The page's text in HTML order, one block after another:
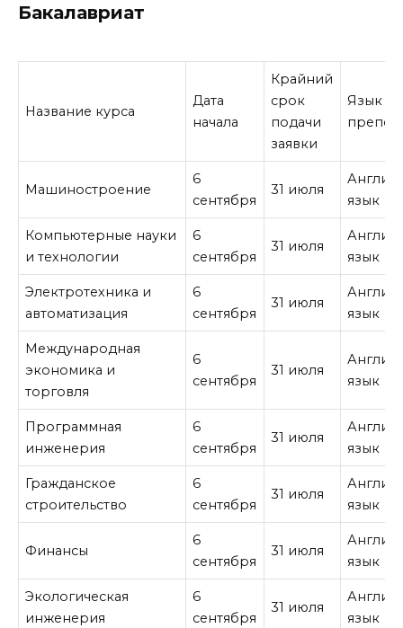
Бакалавриат
Название курса
Дата
начала
Крайний
срок
подачи
заявки
Язык
Машиностроение
6
сентября
31 июля
язык
Компьютерные науки
и технологии
6
сентября
31 июля
язык
Электротехника и
автоматизация
6
сентября
31 июля
язык
Международная
экономика и
торговля
6
сентября
31 июля
язык
Программная
инженерия
6
сентября
31 июля
язык
Гражданское
строительство
6
сентября
31 июля
язык
Финансы
6
сентября
31 июля
язык
Экологическая
инженерия
6
сентября
31 июля
язык